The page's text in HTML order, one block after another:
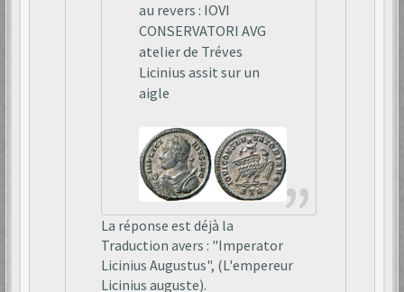
au revers : IOVI
CONSERVATORI AVG
atelier de Tréves
Licinius assit sur un
aigle
La réponse est déjà la
Traduction avers : "Imperator
Licinius Augustus", (L'empereur
Licinius auguste).